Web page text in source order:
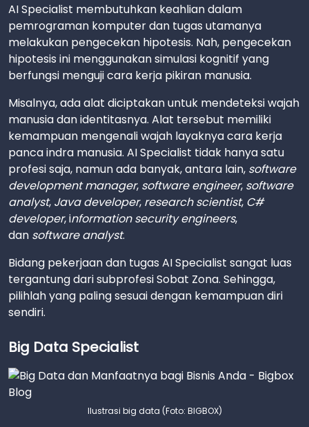
AI Specialist membutuhkan keahlian dalam
pemrograman komputer dan tugas utamanya
melakukan pengecekan hipotesis. Nah, pengecekan
hipotesis ini menggunakan simulasi kognitif yang
berfungsi menguji cara kerja pikiran manusia.
Misalnya, ada alat diciptakan untuk mendeteksi wajah
manusia dan identitasnya. Alat tersebut memiliki
kemampuan mengenali wajah layaknya cara kerja
panca indra manusia. AI Specialist tidak hanya satu
profesi saja, namun ada banyak, antara lain, software
development manager, software engineer, software
analyst, Java developer, research scientist, C#
developer, information security engineers,
dan software analyst.
Bidang pekerjaan dan tugas AI Specialist sangat luas
tergantung dari subprofesi Sobat Zona. Sehingga,
pilihlah yang paling sesuai dengan kemampuan diri
sendiri.
Big Data Specialist
Ilustrasi big data (Foto: BIGBOX)